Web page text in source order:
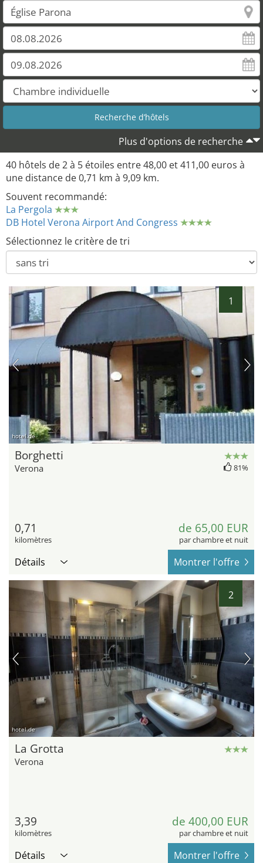
Plus d'options de recherche
40 hôtels de 2 à 5 étoiles entre 48,00 et 411,00 euros à
une distance de 0,71 km à 9,09 km.
Souvent recommandé:
La Pergola
DB Hotel Verona Airport And Congress
Sélectionnez le critère de tri
1
hotel.de
Borghetti
Verona 81%
0,71
kilomètres
de 65,00 EUR
par chambre et nuit
Détails Montrer l'offre
2
hotel.de
La Grotta
Verona
3,39
kilomètres
de 400,00 EUR
par chambre et nuit
Détails Montrer l'offre